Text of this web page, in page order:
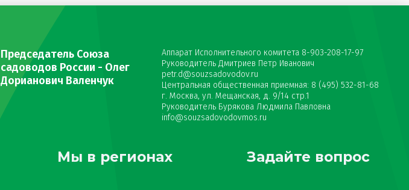
Председатель Союза
садоводов России - Олег
Дорианович Валенчук
Аппарат Исполнительного комитета 8-903-208-17-97
Руководитель Дмитриев Петр Иванович
petr.d@souzsadovodov.ru
Центральная общественная приемная: 8 (495) 532-81-68
г. Москва, ул. Мещанская, д. 9/14 стр.1
Руководитель Бурякова Людмила Павловна
info@souzsadovodovmos.ru
Мы в регионах Задайте вопрос